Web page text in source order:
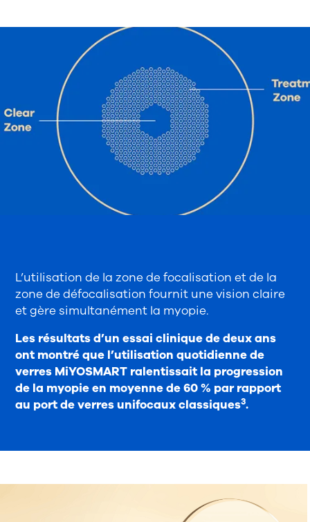
L’utilisation de la zone de focalisation et de la
zone de défocalisation fournit une vision claire
et gère simultanément la myopie.
Les résultats d’un essai clinique de deux ans
ont montré que l’utilisation quotidienne de
verres MiYOSMART ralentissait la progression
de la myopie en moyenne de 60 % par rapport
au port de verres unifocaux classiques3.